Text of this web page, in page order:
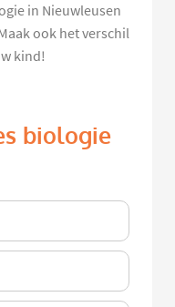
in Nieuwleusen
ook het verschil
kind!
biologie